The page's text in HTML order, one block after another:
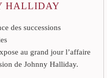
HALLIDAY
des successions
au grand jour l’affaire
de Johnny Halliday.